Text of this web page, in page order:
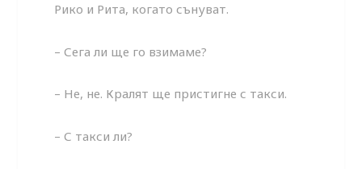
Рико и Рита, когато сънуват.
– Сега ли ще го взимаме?
– Не, не. Кралят ще пристигне с такси.
– С такси ли?